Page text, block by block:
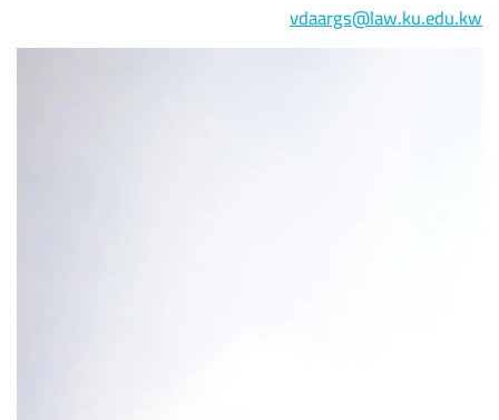
vdaargs@law.ku.edu.kw